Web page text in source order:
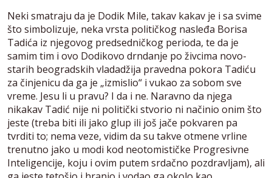
Neki smatraju da je Dodik Mile, takav kakav je i sa svime
što simbolizuje, neka vrsta političkog nasleđa Borisa
Tadića iz njegovog predsedničkog perioda, te da je
samim tim i ovo Dodikovo drndanje po živcima novo-
starih beogradskih vladadžija pravedna pokora Tadiću
za činjenicu da ga je „izmislio“ i vukao za sobom sve
vreme. Jesu li u pravu? I da i ne. Naravno da njega
nikakav Tadić nije ni politički stvorio ni načinio onim što
jeste (treba biti ili jako glup ili još jače pokvaren pa
tvrditi to; nema veze, vidim da su takve otmene vrline
trenutno jako u modi kod neotomističke Progresivne
Inteligencije, koju i ovim putem srdačno pozdravljam), ali